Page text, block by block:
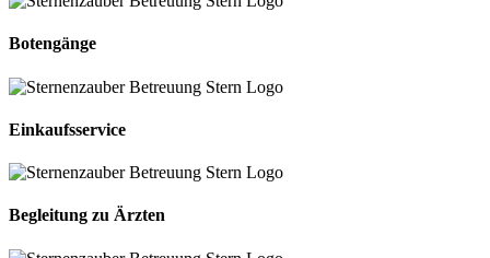
Botengänge
Einkaufsservice
Begleitung zu Ärzten